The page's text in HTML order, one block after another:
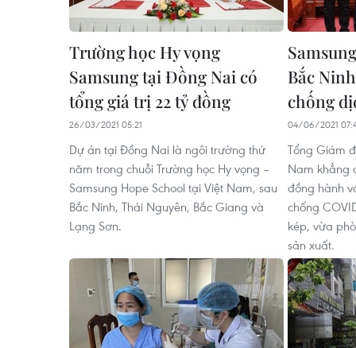
Trường học Hy vọng
Samsung tại Đồng Nai có
tổng giá trị 22 tỷ đồng
26/03/2021 05:21
Dự án tại Đồng Nai là ngôi trường thứ
năm trong chuỗi Trường học Hy vọng –
Samsung Hope School tại Việt Nam, sau
Bắc Ninh, Thái Nguyên, Bắc Giang và
Lạng Sơn.
Bắc
chống
04/06/2021
Tổng Giám
Nam khẳng
đồng hành
chống
kép, vừa
sản xuất.